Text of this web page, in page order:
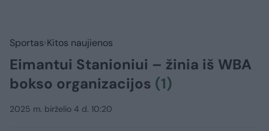
Sportas Kitos naujienos
Eimantui Stanioniui – žinia iš WBA
bokso organizacijos (1)
2025 m. birželio 4 d. 10:20